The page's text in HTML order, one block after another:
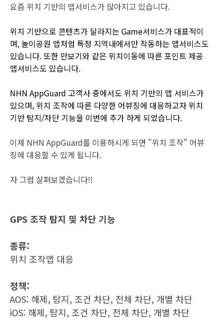
요즘 위치 기반의 앱서비스가 많아지고 있습니다.
위치 기반으로 콘텐츠가 달라지는 Game서비스가 대표적이
며, 놀이공원 앱처럼 특정 지역내에서만 작동하는 앱서비스도
있습니다. 또한 만보기와 같은 위치이동에 따른 포인트 제공
앱서비스도 있습니다.
NHN AppGuard 고객사 중에서도 위치 기반의 앱 서비스가
있으며, 위치 조작에 따른 다양한 어뷰징에 대응하고자 위치
기반 탐지/차단 기능을 이번에 추가 하게 되었습니다.
이제 NHN AppGuard를 이용하시게 되면 "위치 조작" 어뷰
징에 대응할 수 있게 됩니다.
자 그럼 살펴보겠습니다!!
GPS 조작 탐지 및 차단 기능
종류:
위치 조작앱 대응
정책:
AOS: 해제, 탐지, 조건 차단, 전체 차단, 개별 차단
iOS: 해제, 탐지, 조건 차단, 전체 차단, 개별 차단